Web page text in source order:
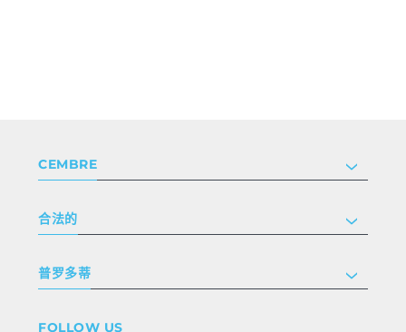
CEMBRE
公司
投资者关系
合法的
隐私和 cookie 政策
条款和条件
普罗多蒂
FOLLOW US